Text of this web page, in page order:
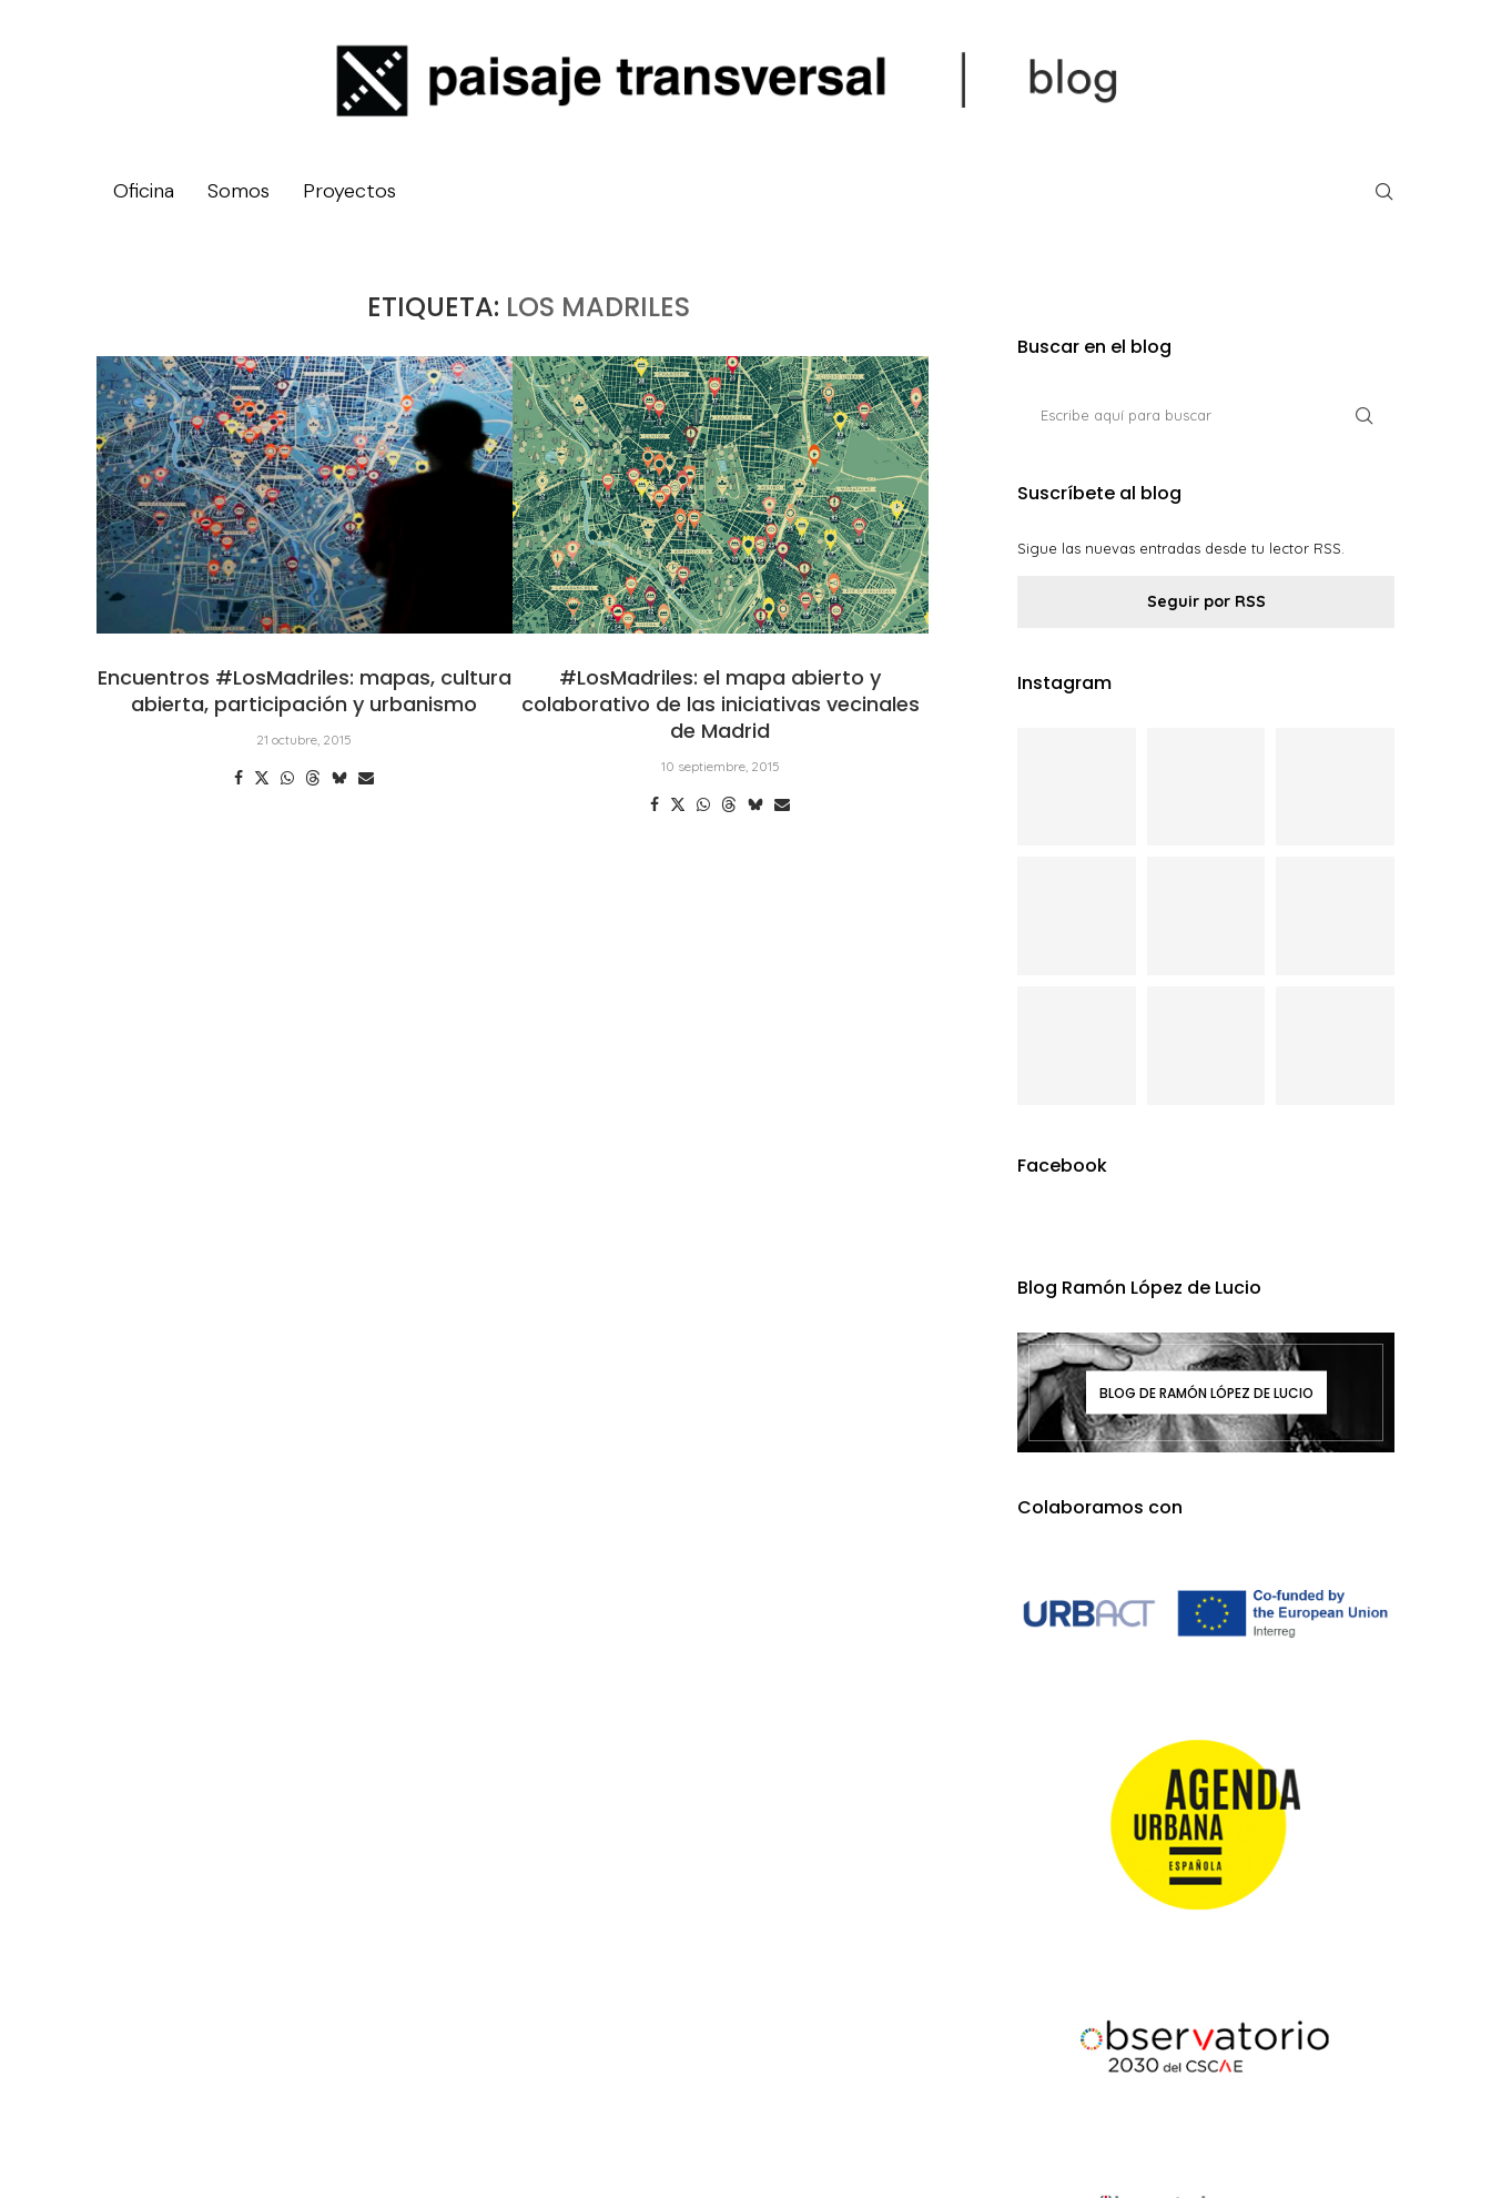
Oficina Somos Proyectos
ETIQUETA: LOS MADRILES
Encuentros #LosMadriles: mapas, cultura
abierta, participación y urbanismo
21 octubre, 2015
#LosMadriles: el mapa abierto y
colaborativo de las iniciativas vecinales
de Madrid
10 septiembre, 2015
Buscar en el blog
Suscríbete al blog
Sigue las nuevas entradas desde tu lector RSS.
Seguir por RSS
Instagram
Facebook
Blog Ramón López de Lucio
BLOG DE RAMÓN LÓPEZ DE LUCIO
Colaboramos con